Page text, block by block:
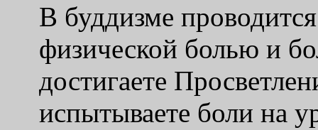
В буддизме
физической болью и
достигаете
испытываете боли на